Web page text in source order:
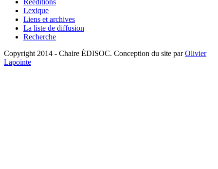
Lexique
Liens et archives
La liste de diffusion
Recherche
Copyright 2014 - Chaire ÉDISOC. Conception du site parOlivier
Lapointe